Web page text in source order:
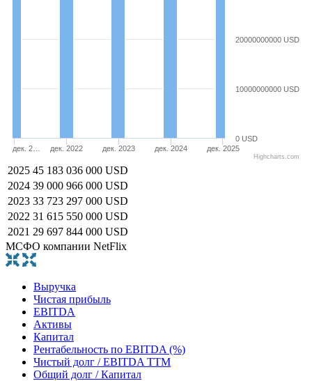
дек. 2… дек. 2022 дек. 2023 дек. 2024 дек. 2025
0 USD
10000000000 USD
20000000000 USD
Highcharts.com
2025 45 183 036 000 USD
2024 39 000 966 000 USD
2023 33 723 297 000 USD
2022 31 615 550 000 USD
2021 29 697 844 000 USD
МСФО компании NetFlix
Выручка
Чистая прибыль
EBITDA
Активы
Капитал
Рентабельность по EBITDA (%)
Чистый долг / EBITDA TTM
Общий долг / Капитал